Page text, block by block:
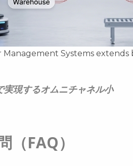
Systems extends
現するオムニチャネル小
（FAQ）